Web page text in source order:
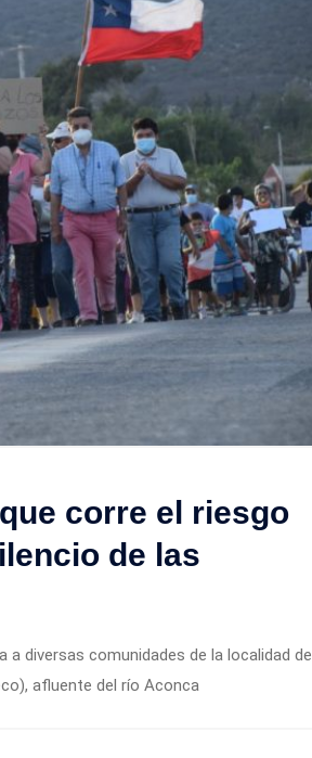
corre el riesgo
de las
diversas comunidades de la localidad de
afluente del río Aconca